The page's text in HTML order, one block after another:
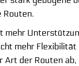
Routen.
mehr
mehr
Art der Routen